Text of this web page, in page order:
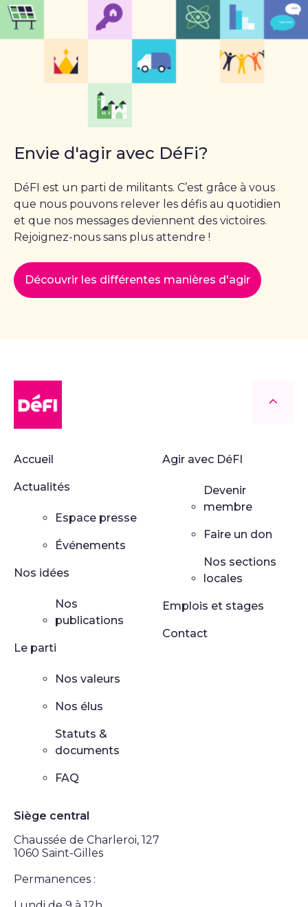
Envie d'agir avec DéFi?
DéFI est un parti de militants. C’est grâce à vous
que nous pouvons relever les défis au quotidien
et que nos messages deviennent des victoires.
Rejoignez-nous sans plus attendre !
Découvrir les différentes manières d'agir
Accueil
Actualités
Espace presse
Événements
Nos idées
Nos
publications
Le parti
Nos valeurs
Nos élus
Statuts &
documents
FAQ
Agir avec DéFI
Devenir
membre
Faire un don
Nos sections
locales
Emplois et stages
Contact
Siège central
Chaussée de Charleroi, 127
1060 Saint-Gilles
Permanences :